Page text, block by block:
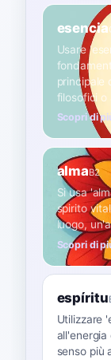
esencia
Usare
principale
filosofici o
Scopri di
almaB2
Si usa
spirito
luogo,
Scopri di
espíritu
Utilizzare
all'energia
senso più